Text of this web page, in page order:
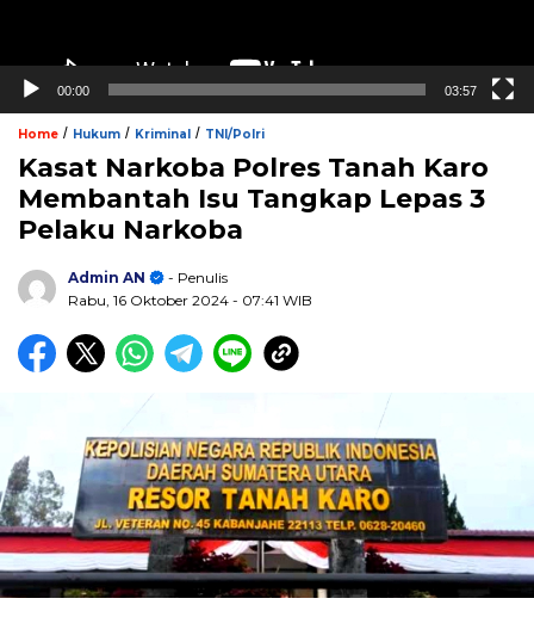
00:00 03:57
Home / Hukum / Kriminal / TNI/Polri
Kasat Narkoba Polres Tanah Karo
Membantah Isu Tangkap Lepas 3
Pelaku Narkoba
Admin AN
- Penulis
Rabu, 16 Oktober 2024 - 07:41 WIB